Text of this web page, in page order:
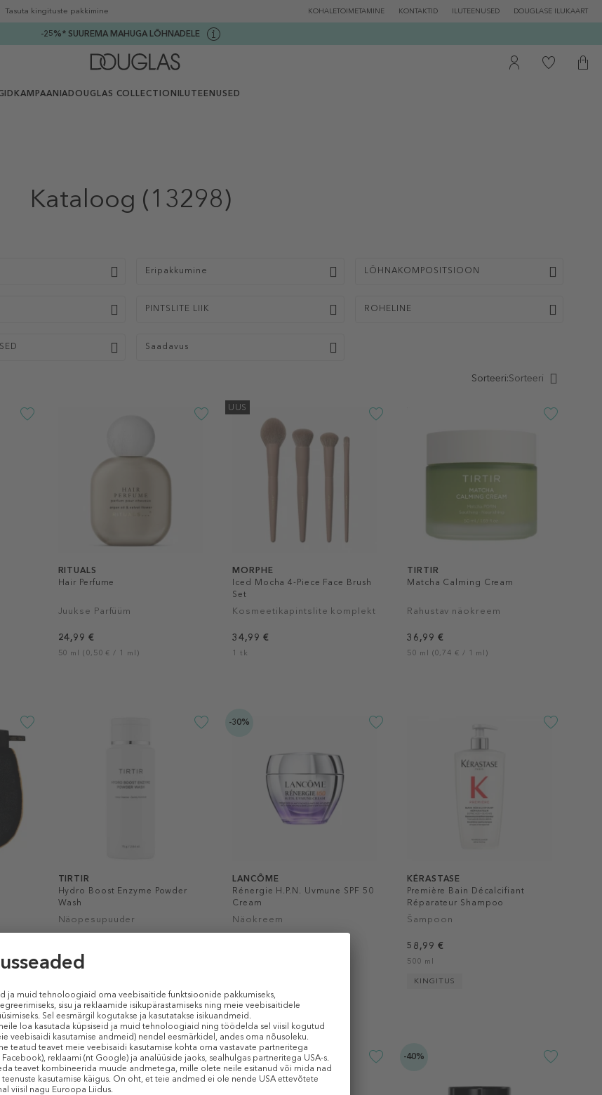
Tasuta kingituste pakkimine KOHALETOIMETAMINE KONTAKTID ILUTEENUSED DOUGLASE ILUKAART
-25%* SUUREMA MAHUGA LÕHNADELE
KAMPAANIADOUGLAS COLLECTION ILUTEENUSED
Kataloog (13298)
Eripakkumine LÕHNAKOMPOSITSIOON
PINTSLITE LIIK ROHELINE
Saadavus
Sorteeri:Sorteeri
RITUALS
Hair Perfume
Juukse Parfüüm
24,99 €
50 ml (0,50 € / 1 ml)
UUS
MORPHE
Iced Mocha 4-Piece Face Brush
Set
Kosmeetikapintslite komplekt
34,99 €
1 tk
TIRTIR
Matcha Calming Cream
Rahustav näokreem
36,99 €
50 ml (0,74 € / 1 ml)
TIRTIR
Hydro Boost Enzyme Powder
Wash
Näopesupuuder
75 g (0,29 € / 1 g)
-30%
LANCÔME
Rénergie H.P.N. Uvmune SPF 50
Cream
Näokreem
KÉRASTASE
Première Bain Décalcifiant
Réparateur Shampoo
Šampoon
58,99 €
500 ml
KINGITUS
-30% -40%